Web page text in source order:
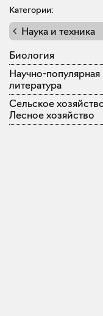
Категории:
Наука и техника
Биология
Научно-популярная
литература
Сельское
Лесное хозяйство